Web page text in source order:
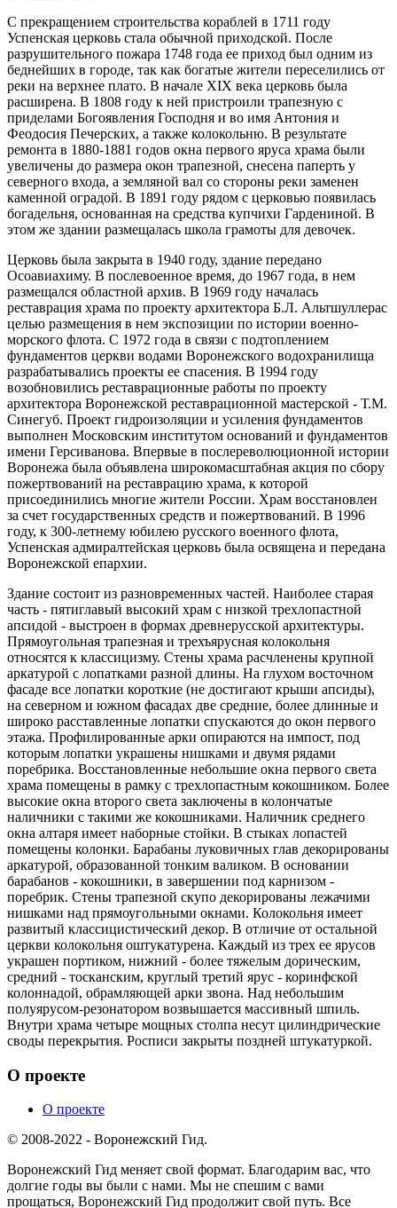
С прекращением строительства кораблей в 1711 году
Успенская церковь стала обычной приходской. После
разрушительного пожара 1748 года ее приход был одним из
беднейших в городе, так как богатые жители переселились от
реки на верхнее плато. В начале XIX века церковь была
расширена. В 1808 году к ней пристроили трапезную с
приделами Богоявления Господня и во имя Антония и
Феодосия Печерских, а также колокольню. В результате
ремонта в 1880-1881 годов окна первого яруса храма были
увеличены до размера окон трапезной, снесена паперть у
северного входа, а земляной вал со стороны реки заменен
каменной оградой. В 1891 году рядом с церковью появилась
богадельня, основанная на средства купчихи Гардениной. В
этом же здании размещалась школа грамоты для девочек.
Церковь была закрыта в 1940 году, здание передано
Осоавиахиму. В послевоенное время, до 1967 года, в нем
размещался областной архив. В 1969 году началась
реставрация храма по проекту архитектора Б.Л. Альтшуллерас
целью размещения в нем экспозиции по истории военно-
морского флота. С 1972 года в связи с подтоплением
фундаментов церкви водами Воронежского водохранилища
разрабатывались проекты ее спасения. В 1994 году
возобновились реставрационные работы по проекту
архитектора Воронежской реставрационной мастерской - Т.М.
Синегуб. Проект гидроизоляции и усиления фундаментов
выполнен Московским институтом оснований и фундаментов
имени Герсиванова. Впервые в послереволюционной истории
Воронежа была объявлена широкомасштабная акция по сбору
пожертвований на реставрацию храма, к которой
присоединились многие жители России. Храм восстановлен
за счет государственных средств и пожертвований. В 1996
году, к 300-летнему юбилею русского военного флота,
Успенская адмиралтейская церковь была освящена и передана
Воронежской епархии.
Здание состоит из разновременных частей. Наиболее старая
часть - пятиглавый высокий храм с низкой трехлопастной
апсидой - выстроен в формах древнерусской архитектуры.
Прямоугольная трапезная и трехъярусная колокольня
относятся к классицизму. Стены храма расчленены крупной
аркатурой с лопатками разной длины. На глухом восточном
фасаде все лопатки короткие (не достигают крыши апсиды),
на северном и южном фасадах две средние, более длинные и
широко расставленные лопатки спускаются до окон первого
этажа. Профилированные арки опираются на импост, под
которым лопатки украшены нишками и двумя рядами
поребрика. Восстановленные небольшие окна первого света
храма помещены в рамку с трехлопастным кокошником. Более
высокие окна второго света заключены в колончатые
наличники с такими же кокошниками. Наличник среднего
окна алтаря имеет наборные стойки. В стыках лопастей
помещены колонки. Барабаны луковичных глав декорированы
аркатурой, образованной тонким валиком. В основании
барабанов - кокошники, в завершении под карнизом -
поребрик. Стены трапезной скупо декорированы лежачими
нишками над прямоугольными окнами. Колокольня имеет
развитый классицистический декор. В отличие от остальной
церкви колокольня оштукатурена. Каждый из трех ее ярусов
украшен портиком, нижний - более тяжелым дорическим,
средний - тосканским, круглый третий ярус - коринфской
колоннадой, обрамляющей арки звона. Над небольшим
полуярусом-резонатором возвышается массивный шпиль.
Внутри храма четыре мощных столпа несут цилиндрические
своды перекрытия. Росписи закрыты поздней штукатуркой.
О проекте
О проекте
© 2008-2022 - Воронежский Гид.
Воронежский Гид меняет свой формат. Благодарим вас, что
долгие годы вы были с нами. Мы не спешим с вами
прощаться, Воронежский Гид продолжит свой путь. Все